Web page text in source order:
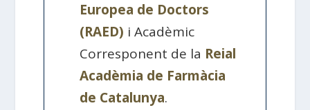
Europea de Doctors
(RAED) i Acadèmic
Corresponent de la Reial
Acadèmia de Farmàcia
de Catalunya.